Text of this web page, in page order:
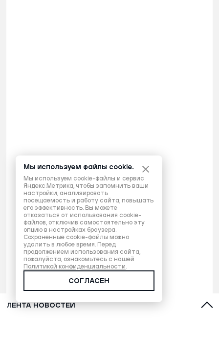
ЛЕНТА НОВОСТЕЙ
Мы используем файлы cookie.
Мы используем cookie-файлы и сервис
Яндекс.Метрика, чтобы запомнить ваши
настройки, анализировать
посещаемость и работу сайта, повышать
его эффективность. Вы можете
отказаться от использования cookie-
файлов, отключив самостоятельно эту
опцию в настройках браузера.
Сохраненные cookie-файлы можно
удалить в любое время. Перед
продолжением использования сайта,
пожалуйста, ознакомьтесь с нашей
Политикой конфиденциальности.
СОГЛАСЕН